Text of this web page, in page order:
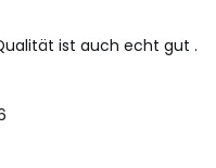
ist auch echt gut .